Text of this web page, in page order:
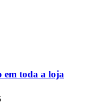
em toda a loja